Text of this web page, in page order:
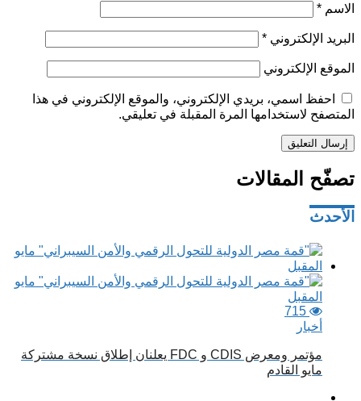
الاسم *
البريد الإلكتروني *
الموقع الإلكتروني
احفظ اسمي، بريدي الإلكتروني، والموقع الإلكتروني في هذا
المتصفح لاستخدامها المرة المقبلة في تعليقي.
تصفّح المقالات
الأحدث
715
أخبار
مؤتمر ومعرض CDIS و FDC يعلنان إطلاق نسخة مشتركة
مايو القادم